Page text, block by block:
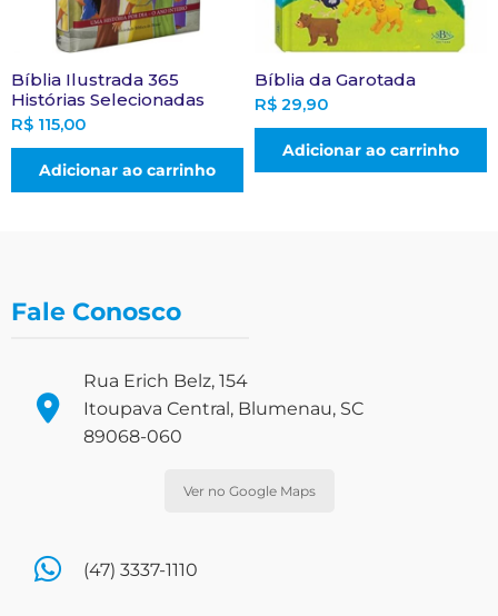
Bíblia Ilustrada 365
Histórias Selecionadas
R$ 115,00
Adicionar ao carrinho
Bíblia da Garotada
R$ 29,90
Adicionar ao carrinho
Fale Conosco
Rua Erich Belz, 154
Itoupava Central, Blumenau, SC
89068-060
Ver no Google Maps
(47) 3337-1110